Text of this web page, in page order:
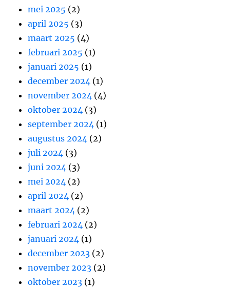
mei 2025 (2)
april 2025 (3)
maart 2025 (4)
februari 2025 (1)
januari 2025 (1)
december 2024 (1)
november 2024 (4)
oktober 2024 (3)
september 2024 (1)
augustus 2024 (2)
juli 2024 (3)
juni 2024 (3)
mei 2024 (2)
april 2024 (2)
maart 2024 (2)
februari 2024 (2)
januari 2024 (1)
december 2023 (2)
november 2023 (2)
oktober 2023 (1)